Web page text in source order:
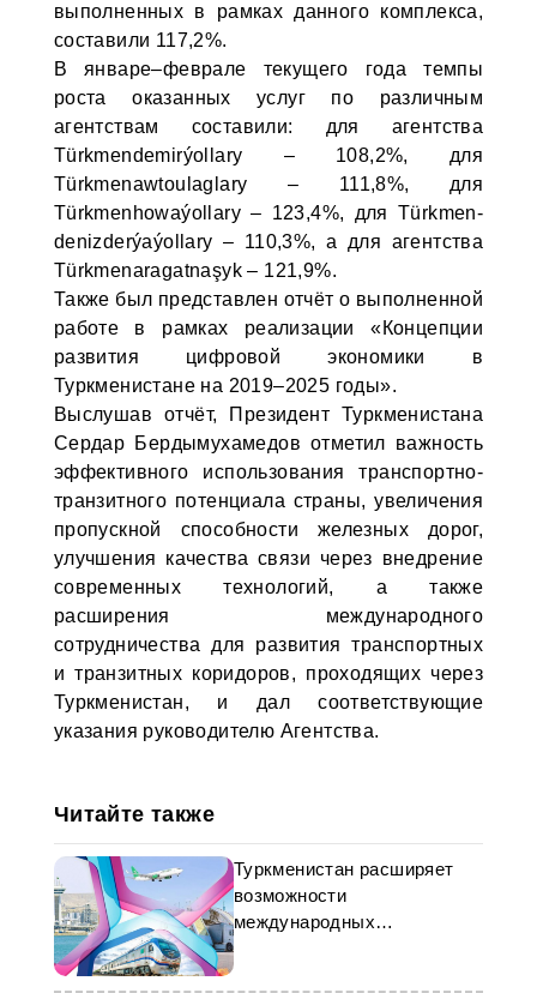
выполненных в рамках данного комплекса,
составили 117,2%.
В январе–феврале текущего года темпы
роста оказанных услуг по различным
агентствам составили: для агентства
Türkmendemirýollary – 108,2%, для
Türkmenawtoulaglary – 111,8%, для
Türkmenhowaýollary – 123,4%, для Türkmen-
denizderýaýollary – 110,3%, а для агентства
Türkmenaragatnaşyk – 121,9%.
Также был представлен отчёт о выполненной
работе в рамках реализации «Концепции
развития цифровой экономики в
Туркменистане на 2019–2025 годы».
Выслушав отчёт, Президент Туркменистана
Сердар Бердымухамедов отметил важность
эффективного использования транспортно-
транзитного потенциала страны, увеличения
пропускной способности железных дорог,
улучшения качества связи через внедрение
современных технологий, а также
расширения международного
сотрудничества для развития транспортных
и транзитных коридоров, проходящих через
Туркменистан, и дал соответствующие
указания руководителю Агентства.
Читайте также
Туркменистан расширяет
возможности
международных
транспортных коридоров